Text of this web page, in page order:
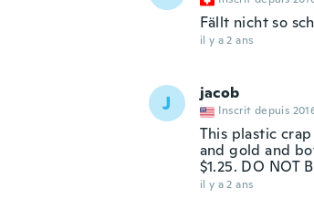
Fällt nicht so
il y a 2 ans
J jacob
Inscrit depuis
This plastic
and gold and
$1.25. DO NOT
il y a 2 ans